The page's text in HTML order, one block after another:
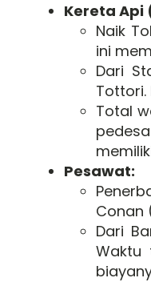
Kereta Api
Naik
ini
Dari
Tottori.
Total
Pesawat:
Conan
Dari
Waktu